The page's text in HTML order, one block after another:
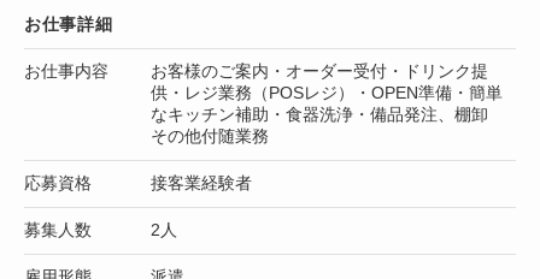
お仕事詳細
お仕事内容
お客様のご案内・オーダー受付・ドリンク提
供・レジ業務（POSレジ）・OPEN準備・簡単
なキッチン補助・食器洗浄・備品発注、棚卸
その他付随業務
応募資格 接客業経験者
募集人数 2人